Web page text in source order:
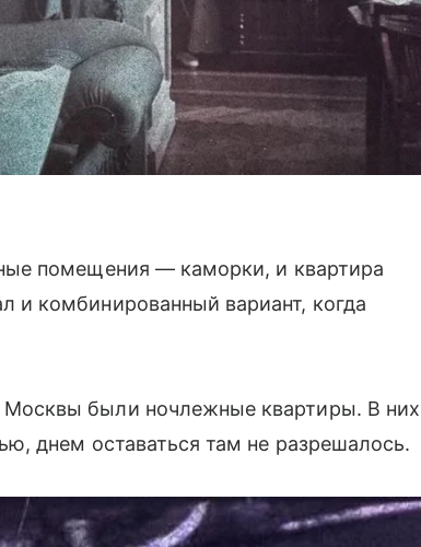
помещения — каморки, и квартира
и комбинированный вариант, когда
были ночлежные квартиры. В них
днем оставаться там не разрешалось.